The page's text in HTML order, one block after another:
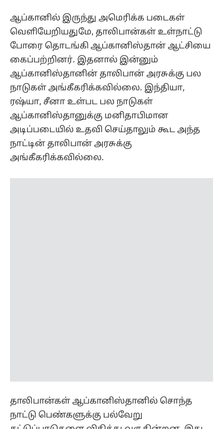
ஆப்கானில் இருந்து அமெரிக்க படைகள்
வெளியேறியதுமே, தாலிபான்கள் உள்நாட்டு
போரை தொடங்கி ஆப்கானிஸ்தான் ஆட்சியை
கைப்பற்றினர். இதனால் இன்னும்
ஆப்கானிஸ்தானின் தாலிபான் அரசுக்கு பல
நாடுகள் அங்கீகரிக்கவில்லை. இந்தியா,
ரஷ்யா, சீனா உள்பட பல நாடுகள்
ஆப்கானிஸ்தானுக்கு மனிதாபிமான
அடிப்படையில் உதவி செய்தாலும் கூட அந்த
நாட்டின் தாலிபான் அரசுக்கு
அங்கீகரிக்கவில்லை.
தாலிபான்கள் ஆப்கானிஸ்தானில் சொந்த
நாட்டு பெண்களுக்கு பல்வேறு